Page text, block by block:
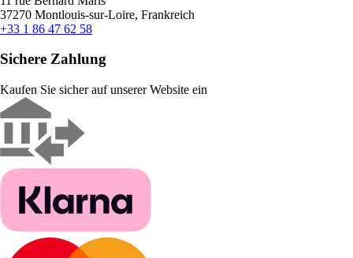
37270 Montlouis-sur-Loire, Frankreich
+33 1 86 47 62 58
Sichere Zahlung
Kaufen Sie sicher auf unserer Website ein